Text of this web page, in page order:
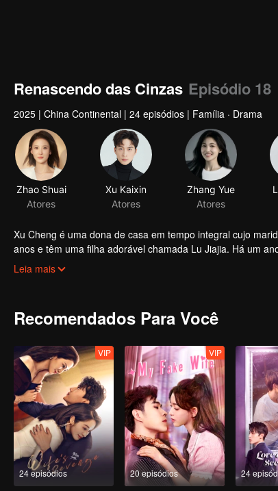
Renascendo das Cinzas Episódio 18
2025 | China Continental | 24 episódios | Família · Drama
Zhao Shuai
Atores
Xu Kaixin
Atores
Zhang Yue
Atores
Xu Cheng é uma dona de casa em tempo integral cujo
anos e têm uma filha adorável chamada Lu Jiajia. Há um
alucinação ocasional também fez com que ela
Leia mais
Recomendados Para Você
24 episódios
VIP
20 episódios
VIP
24